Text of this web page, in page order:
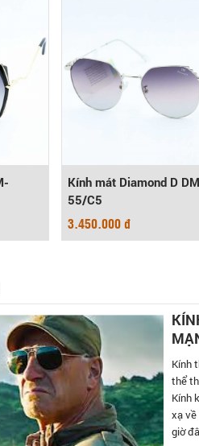
Kính mát Diamond D
55/C5
3.450.000 đ
Kính
thể
Kính
xạ về
giờ